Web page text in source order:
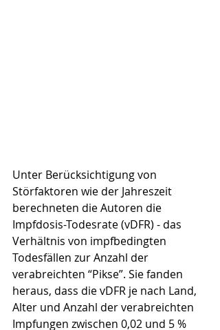
Unter Berücksichtigung von
Störfaktoren wie der Jahreszeit
berechneten die Autoren die
Impfdosis-Todesrate (vDFR) - das
Verhältnis von impfbedingten
Todesfällen zur Anzahl der
verabreichten “Pikse”. Sie fanden
heraus, dass die vDFR je nach Land,
Alter und Anzahl der verabreichten
Impfungen zwischen 0,02 und 5 %